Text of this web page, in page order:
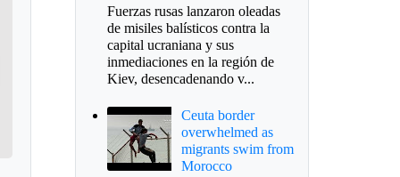
Fuerzas rusas lanzaron oleadas
de misiles balísticos contra la
capital ucraniana y sus
inmediaciones en la región de
Kiev, desencadenando v...
Ceuta border
overwhelmed as
migrants swim from
Morocco